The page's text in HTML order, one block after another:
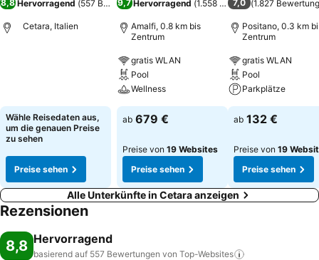
8,8Hervorragend (557 Bewertungen)
Cetara, Italien
Wähle Reisedaten aus,
um die genauen Preise
zu sehen
Preise sehen
9,7 Hervorragend (1.558 Bewertungen)
Amalfi, 0.8 km bis
Zentrum
gratis WLAN
Pool
Wellness
ab 679 €
Preise von 19 Websites
Preise sehen
7,0 (1.827
Positano, 0.3 km
Zentrum
gratis WLAN
Pool
Parkplätze
ab 132 €
Preise von 19
Preise sehen
Alle Unterkünfte in Cetara anzeigen
Rezensionen
8,8 Hervorragend
basierend auf 557 Bewertungen von Top-Websites